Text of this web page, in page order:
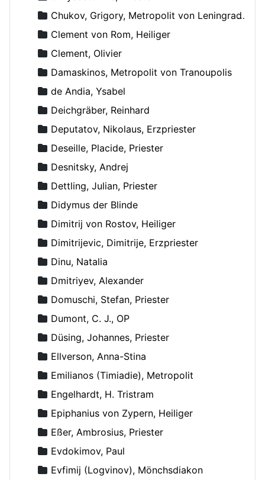
Chukov, Grigory, Metropolit von Leningrad und Novgorod
Clement von Rom, Heiliger
Clement, Olivier
Damaskinos, Metropolit von Tranoupolis
de Andia, Ysabel
Deichgräber, Reinhard
Deputatov, Nikolaus, Erzpriester
Deseille, Placide, Priester
Desnitsky, Andrej
Dettling, Julian, Priester
Didymus der Blinde
Dimitrij von Rostov, Heiliger
Dimitrijevic, Dimitrije, Erzpriester
Dinu, Natalia
Dmitriyev, Alexander
Domuschi, Stefan, Priester
Dumont, C. J., OP
Düsing, Johannes, Priester
Ellverson, Anna-Stina
Emilianos (Timiadie), Metropolit
Engelhardt, H. Tristram
Epiphanius von Zypern, Heiliger
Eßer, Ambrosius, Priester
Evdokimov, Paul
Evfimij (Logvinov), Mönchsdiakon